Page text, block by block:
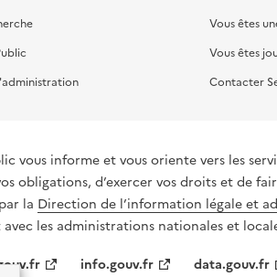
Vous êtes
Vous êtes
Contacter
vous informe et vous oriente vers les
obligations, d’exercer vos droits et de
la Direction de l’information légale et
les administrations nationales et
info.gouv.fr data.gouv.fr